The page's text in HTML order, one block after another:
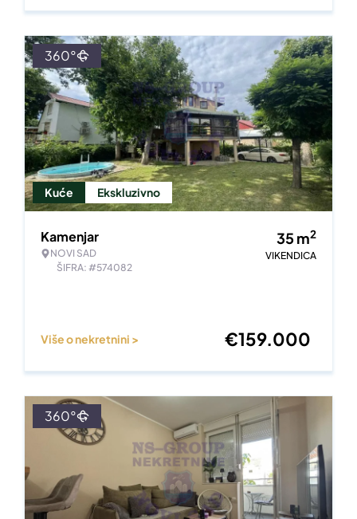
Kuće Ekskluzivno
360°
Kamenjar
NOVI SAD
ŠIFRA: #574082
35m2
VIKENDICA
Više o nekretnini > €159.000
360°